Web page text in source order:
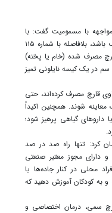
با مسمومیت گفت: با
مشاهده اولین علائم گوارشی، حتی اگر خفیف باشد، بلافاصله با شماره ۱۱۵
مصرف شده (خام یا پخته)
در یک کیسه نایلونی تمیز
قارچ مصرف کرده‌اند، حتی
شوند. همچنین اکیداً
گیاهی پرهیز شود؛
کرد: تنها راه صد در صد
دارای مجوز معتبر صنعتی
محلی در کنار جاده‌ها یا
و به کودکان آموزش دهید که
سمی، درمان اختصاصی و